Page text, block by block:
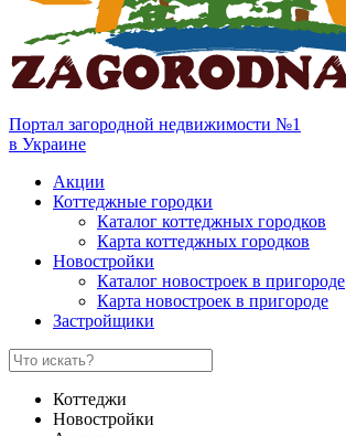
Портал загородной недвижимости №1
в Украине
Акции
Коттеджные городки
Каталог коттеджных городков
Карта коттеджных городков
Новостройки
Каталог новостроек в пригороде
Карта новостроек в пригороде
Застройщики
Коттеджи
Новостройки